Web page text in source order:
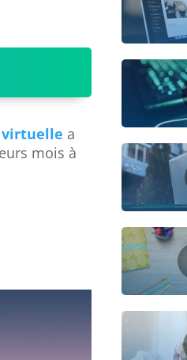
virtuelle a
mois à